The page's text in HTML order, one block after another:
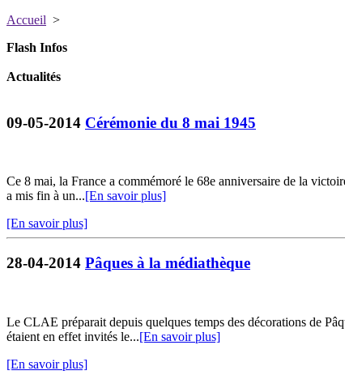
Accueil >
Flash Infos
Actualités
09-05-2014 Cérémonie du 8 mai 1945
Ce 8 mai, la France a commémoré le 68e anniversaire de la
a mis fin à un...[En savoir plus]
[En savoir plus]
28-04-2014 Pâques à la médiathèque
Le CLAE préparait depuis quelques temps des décorations de
étaient en effet invités le...[En savoir plus]
[En savoir plus]